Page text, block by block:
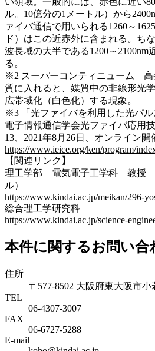
ル。10億分の1メートル）から
ァイバ通信で用いられる1260～
ド）はこの近赤外に含まれる。ち
波長域の大半である1200～2100nm
る。
※2 スーパーコンティニューム 高
質に入れると、媒質中の非線形光
広帯域化（白色化）する現象。
※3 「光ファイバを利用した光パ
電子情報通信学会光ファイバ応用
13、2021年8月26日、オンライン開
https://www.ieice.org/ken/program/
【関連リンク】
理工学部 電気電子工学科 教
ル）
https://www.kindai.ac.jp/meikan/296-
総合理工学研究科
https://www.kindai.ac.jp/science-
本件に関するお問い合
住所
〒577-8502 大阪府東大阪市小
TEL
06‐4307‐3007
FAX
06‐6727‐5288
E-mail